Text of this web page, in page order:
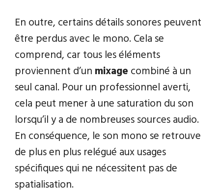
En outre, certains détails sonores peuvent
être perdus avec le mono. Cela se
comprend, car tous les éléments
proviennent d’un mixage combiné à un
seul canal. Pour un professionnel averti,
cela peut mener à une saturation du son
lorsqu’il y a de nombreuses sources audio.
En conséquence, le son mono se retrouve
de plus en plus relégué aux usages
spécifiques qui ne nécessitent pas de
spatialisation.